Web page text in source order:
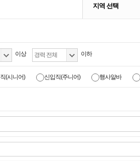
지역 선택
이상 이하
(시니어) 신입직(주니어) 행사알바